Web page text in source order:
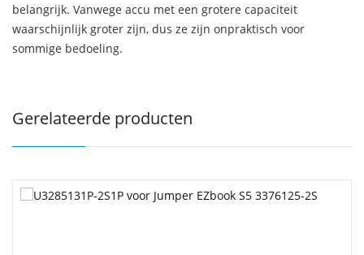
belangrijk. Vanwege accu met een grotere capaciteit
waarschijnlijk groter zijn, dus ze zijn onpraktisch voor
sommige bedoeling.
Gerelateerde producten